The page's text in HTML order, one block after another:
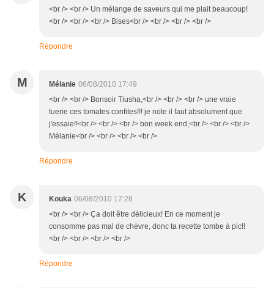
<br /> <br /> Un mélange de saveurs qui me plait beaucoup!
<br /> <br /> <br /> Bises<br /> <br /> <br /> <br />
Répondre
M Mélanie 06/08/2010 17:49
<br /> <br /> Bonsoir Tiusha,<br /> <br /> <br /> une vraie
tuerie ces tomates confites!!! je note il faut absolument que
j'essaie!!<br /> <br /> <br /> bon week end,<br /> <br /> <br />
Mélanie<br /> <br /> <br /> <br />
Répondre
K Kouka 06/08/2010 17:28
<br /> <br /> Ça doit être délicieux! En ce moment je
consomme pas mal de chèvre, donc ta recette tombe à pic!!
<br /> <br /> <br /> <br />
Répondre